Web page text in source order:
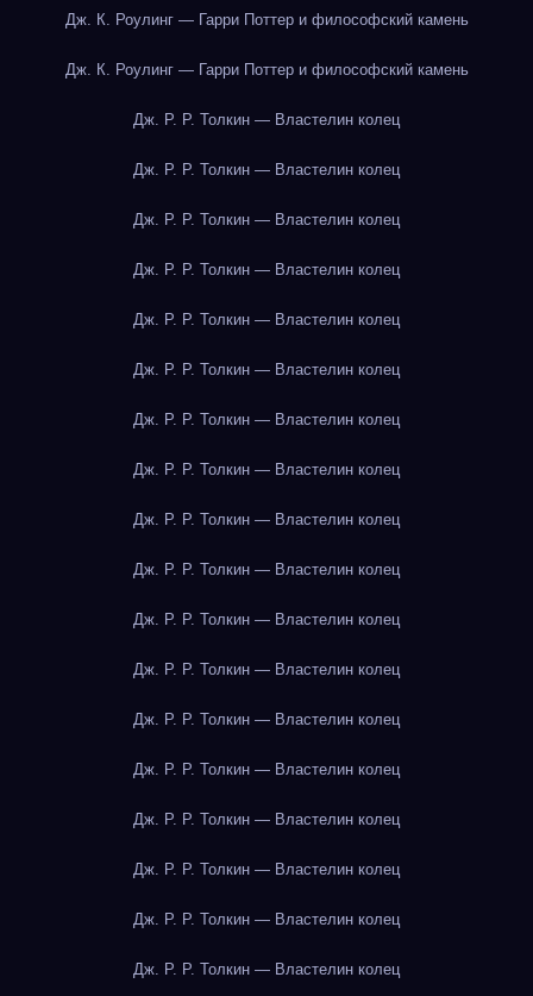
Дж. К. Роулинг — Гарри Поттер и философский камень
Дж. К. Роулинг — Гарри Поттер и философский камень
Дж. Р. Р. Толкин — Властелин колец
Дж. Р. Р. Толкин — Властелин колец
Дж. Р. Р. Толкин — Властелин колец
Дж. Р. Р. Толкин — Властелин колец
Дж. Р. Р. Толкин — Властелин колец
Дж. Р. Р. Толкин — Властелин колец
Дж. Р. Р. Толкин — Властелин колец
Дж. Р. Р. Толкин — Властелин колец
Дж. Р. Р. Толкин — Властелин колец
Дж. Р. Р. Толкин — Властелин колец
Дж. Р. Р. Толкин — Властелин колец
Дж. Р. Р. Толкин — Властелин колец
Дж. Р. Р. Толкин — Властелин колец
Дж. Р. Р. Толкин — Властелин колец
Дж. Р. Р. Толкин — Властелин колец
Дж. Р. Р. Толкин — Властелин колец
Дж. Р. Р. Толкин — Властелин колец
Дж. Р. Р. Толкин — Властелин колец